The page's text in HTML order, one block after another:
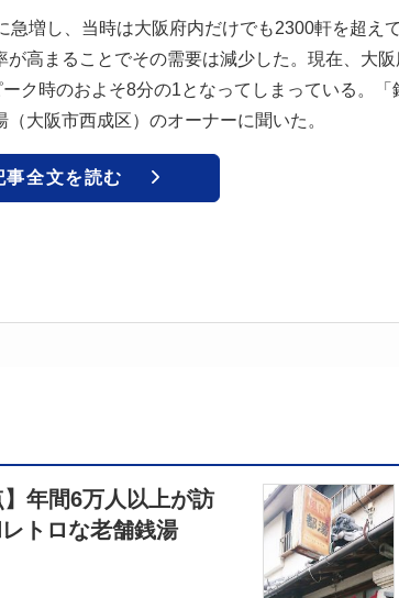
急増し、当時は大阪府内だけでも2300軒を超え
高まることでその需要は減少した。現在、大阪
ク時のおよそ8分の1となってしまっている。「
大阪市西成区）のオーナーに聞いた。
事全文を読む
】年間6万人以上が訪
トロな老舗銭湯